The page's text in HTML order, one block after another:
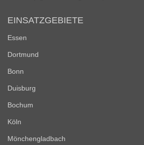
EINSATZGEBIETE
Essen
Dortmund
Bonn
Duisburg
Bochum
Köln
Mönchengladbach